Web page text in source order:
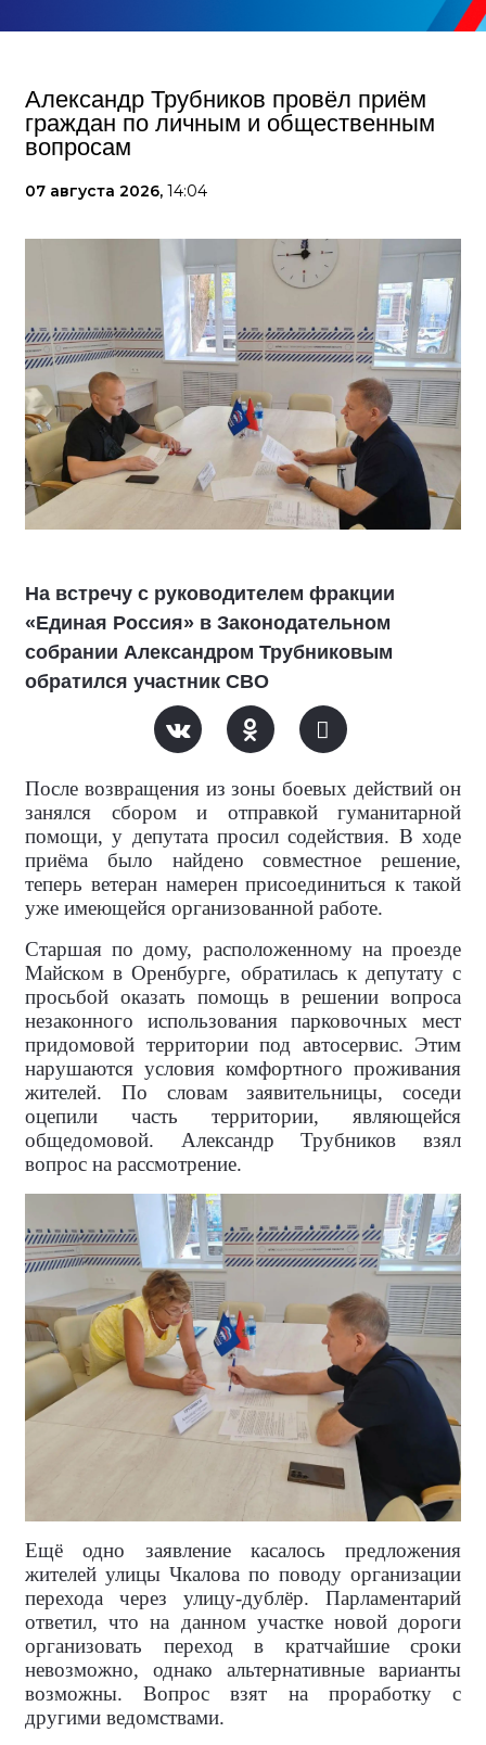
Александр Трубников провёл приём
граждан по личным и общественным
вопросам
07 августа 2026, 14:04
На встречу с руководителем фракции
«Единая Россия» в Законодательном
собрании Александром Трубниковым
обратился участник СВО
После возвращения из зоны боевых действий он
занялся сбором и отправкой гуманитарной
помощи, у депутата просил содействия. В ходе
приёма было найдено совместное решение,
теперь ветеран намерен присоединиться к такой
уже имеющейся организованной работе.
Старшая по дому, расположенному на проезде
Майском в Оренбурге, обратилась к депутату с
просьбой оказать помощь в решении вопроса
незаконного использования парковочных мест
придомовой территории под автосервис. Этим
нарушаются условия комфортного проживания
жителей. По словам заявительницы, соседи
оцепили часть территории, являющейся
общедомовой. Александр Трубников взял
вопрос на рассмотрение.
Ещё одно заявление касалось предложения
жителей улицы Чкалова по поводу организации
перехода через улицу-дублёр. Парламентарий
ответил, что на данном участке новой дороги
организовать переход в кратчайшие сроки
невозможно, однако альтернативные варианты
возможны. Вопрос взят на проработку с
другими ведомствами.